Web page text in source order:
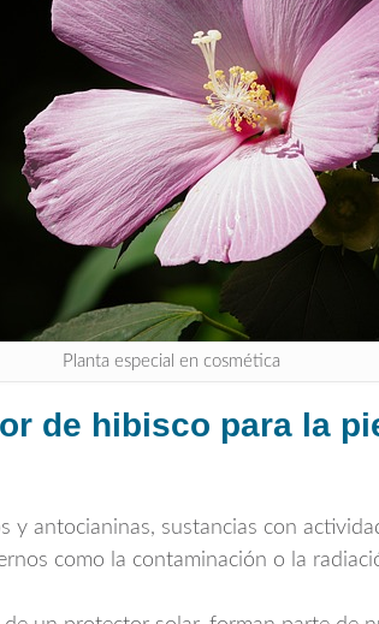
Planta especial en cosmética
de hibisco para la
y antocianinas, sustancias con
como la contaminación o la